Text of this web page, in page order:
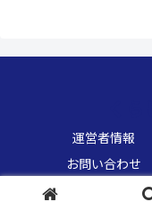
運営者情報
お問い合わせ
©